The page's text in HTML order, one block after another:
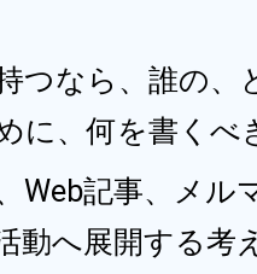
つなら、誰の、
に、何を書くべ
Web記事、メル
動へ展開する考